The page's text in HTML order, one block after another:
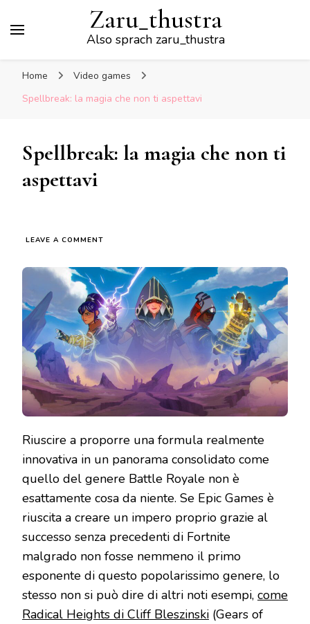
Zaru_thustra
Also sprach zaru_thustra
Home
Video games
Spellbreak: la magia che non ti aspettavi
Spellbreak: la magia che non ti
aspettavi
LEAVE A COMMENT
MAGIA
CHE
NON
TI
ASPETTAVI
Riuscire a proporre una formula realmente
innovativa in un panorama consolidato come
quello del genere Battle Royale non è
esattamente cosa da niente. Se Epic Games è
riuscita a creare un impero proprio grazie al
successo senza precedenti di Fortnite
malgrado non fosse nemmeno il primo
esponente di questo popolarissimo genere, lo
stesso non si può dire di altri noti esempi, come
Radical Heights di Cliff Bleszinski (Gears of